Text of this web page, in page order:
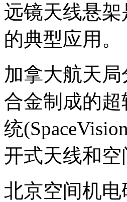
远镜天线悬
的典型应用。
加拿大航天
合金制成的
统
开式天线和
北京空间机